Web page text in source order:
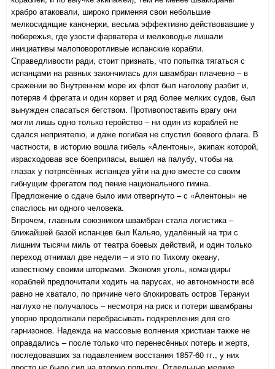
храбро атаковали, широко применяя свои небольшие
мелкосидящие канонерки, весьма эффективно действовавшие у
побережья, где узости фарватера и мелководье лишали
инициативы малоповоротливые испанские корабли.
Справедливости ради, стоит признать, что попытка тягаться с
испанцами на равных закончилась для швамбран плачевно – в
сражении во Внутреннем море их флот был наголову разбит и,
потеряв 4 фрегата и один корвет и ряд более мелких судов, был
вынужден спасаться бегством. Противопоставить врагу они
могли лишь одно только геройство – ни один из кораблей не
сдался неприятелю, и даже погибая не спустил боевого флага. В
частности, в историю вошла гибель «Алентоны», экипаж которой,
израсходовав все боеприпасы, вышел на палубу, чтобы на
глазах у потрясённых испанцев уйти на дно вместе со своим
гибнущим фрегатом под пение национального гимна.
Предложение о сдаче было ими отвергнуто – с «Алентоны» не
спаслось ни одного человека.
Впрочем, главным союзником швамбран стала логистика –
ближайшей базой испанцев был Кальяо, удалённый на три с
лишним тысячи миль от театра боевых действий, и один только
переход отнимал две недели – и это по Тихому океану,
известному своими штормами. Экономя уголь, командиры
кораблей предпочитали ходить на парусах, но автономности всё
равно не хватало, по причине чего блокировать остров Терануи
наглухо не получалось – несмотря на риск и потери швамбраны
упорно продолжали перебрасывать подкрепления для его
гарнизонов. Надежда на массовые волнения христиан также не
оправдались – после только что перенесённых потерь и жертв,
последовавших за подавлением восстания 1857-60 гг., у них